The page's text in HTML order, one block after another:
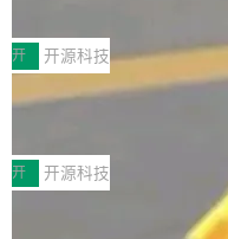
MPComm将作为一种传输
ENT，实现零拷贝传输性能
传输性能最高提升5倍。
于自研UCL-Engine通信引
持续开源更多基于UCL-
件。 腾讯网平团队在UCL-
个独立于业务线程的全局通
型案例入选名单》，深信服“
开源 AI 编程平台 CoStrict
创新与落地成效成功入选。
助力企业AI研发安全落地
经开始引入 AI Coding 工具
型或企业内部部署模型提升
Coding 从个人辅助工具逐
开 开源科技
深信服AI算力网关入选工
前不久，工业和信息化部
智能应用典型案例名单》，
各领域的应用成果，覆盖技
产品应用、支撑保障、专题
开 开源科技
Jeff Dean 离开 Google